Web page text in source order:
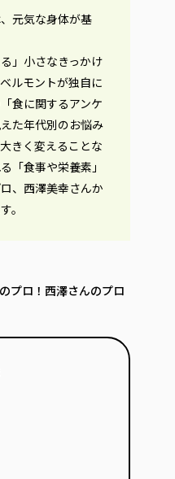
元気な身体が基
」小さなきっかけ
ルモントが独自に
食に関するアンケ
た年代別のお悩み
きく変えることな
「食事や栄養素」
、西澤美幸さんか
。
プロ！西澤さんのプロ